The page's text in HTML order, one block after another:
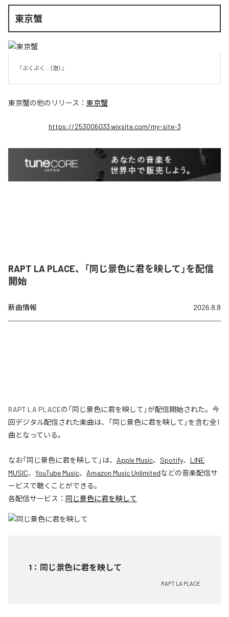
東京蟹
『ぶくぶく...（泡）』
東京蟹の他のリリース： 東京蟹
https://253006033.wixsite.com/my-site-3
RAPT LA PLACE、「同じ景色に君を映して」を配信
開始
新曲情報 2026.8.8
RAPT LA PLACEの「同じ景色に君を映して」が配信開始された。今
回デジタル配信された楽曲は、「同じ景色に君を映して」を含む全1
曲となっている。
なお「同じ景色に君を映して 」は、 Apple Music、 Spotify、 LINE
MUSIC、 YouTube Music、 Amazon Music Unlimitedなどの音楽配信サ
ービスで聴くことができる。
各配信サービス： 同じ景色に君を映して
1 ： 同じ景色に君を映して
RAPT LA PLACE